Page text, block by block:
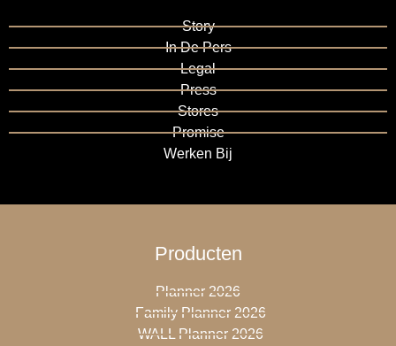
Story
In De Pers
Legal
Press
Stores
Promise
Werken Bij
Producten
Planner 2026
Family Planner 2026
WALL Planner 2026